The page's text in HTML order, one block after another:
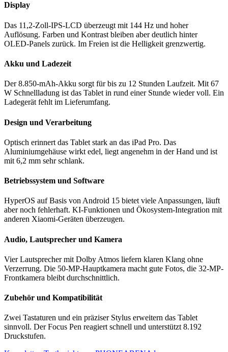
Display
Das 11,2-Zoll-IPS-LCD überzeugt mit 144 Hz und hoher
Auflösung. Farben und Kontrast bleiben aber deutlich hinter
OLED-Panels zurück. Im Freien ist die Helligkeit grenzwertig.
Akku und Ladezeit
Der 8.850-mAh-Akku sorgt für bis zu 12 Stunden Laufzeit. Mit 67
W Schnellladung ist das Tablet in rund einer Stunde wieder voll. Ein
Ladegerät fehlt im Lieferumfang.
Design und Verarbeitung
Optisch erinnert das Tablet stark an das iPad Pro. Das
Aluminiumgehäuse wirkt edel, liegt angenehm in der Hand und ist
mit 6,2 mm sehr schlank.
Betriebssystem und Software
HyperOS auf Basis von Android 15 bietet viele Anpassungen, läuft
aber noch fehlerhaft. KI-Funktionen und Ökosystem-Integration mit
anderen Xiaomi-Geräten überzeugen.
Audio, Lautsprecher und Kamera
Vier Lautsprecher mit Dolby Atmos liefern klaren Klang ohne
Verzerrung. Die 50-MP-Hauptkamera macht gute Fotos, die 32-MP-
Frontkamera bleibt durchschnittlich.
Zubehör und Kompatibilität
Zwei Tastaturen und ein präziser Stylus erweitern das Tablet
sinnvoll. Der Focus Pen reagiert schnell und unterstützt 8.192
Druckstufen.